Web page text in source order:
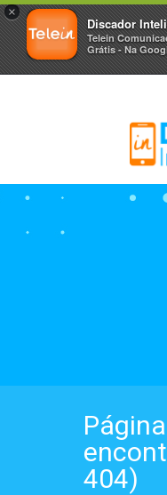
×
Discador
Telein
Grátis - Na
404)